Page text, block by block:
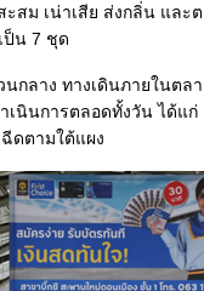
สม เน่าเสีย ส่งกลิ่น และ
ป็น 7 ชุด
กลาง ทางเดินภายในตล
นินการตลอดทั้งวัน ได้แ
ดตามใต้แผง